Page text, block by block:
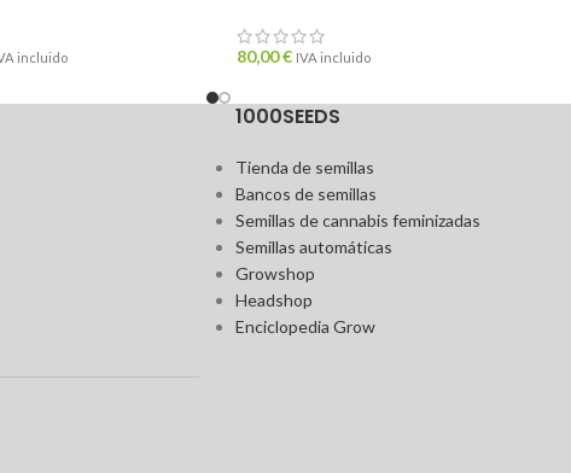
incluido 80,00€ IVA incluido
1000SEEDS
Tienda de semillas
Bancos de semillas
Semillas de cannabis feminizadas
Semillas automáticas
Growshop
Headshop
Enciclopedia Grow